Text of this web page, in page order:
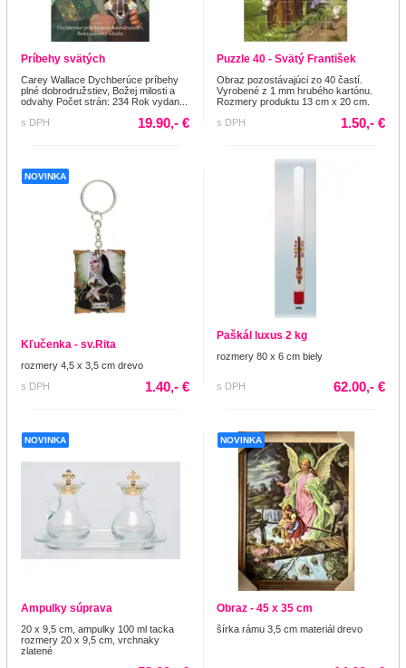
Príbehy svätých
Carey Wallace Dychberúce príbehy
plné dobrodružstiev, Božej milosti a
odvahy Počet strán: 234 Rok vydan...
s DPH
19.90,- €
Puzzle 40 - Svätý František
Obraz pozostávajúci zo 40 častí.
Vyrobené z 1 mm hrubého kartónu.
Rozmery produktu 13 cm x 20 cm.
s DPH
1.50,- €
NOVINKA
Kľučenka - sv.Rita
rozmery 4,5 x 3,5 cm drevo
s DPH
1.40,- €
Paškál luxus 2 kg
rozmery 80 x 6 cm biely
s DPH 62.00,- €
NOVINKA
Ampulky súprava
20 x 9,5 cm, ampulky 100 ml tacka
rozmery 20 x 9,5 cm, vrchnaky
zlatené
NOVINKA
Obraz - 45 x 35 cm
šírka rámu 3,5 cm materiál drevo